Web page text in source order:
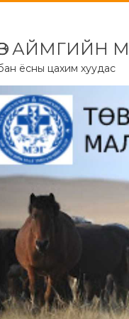
АЙМГИЙН
ёсны цахим хуудас